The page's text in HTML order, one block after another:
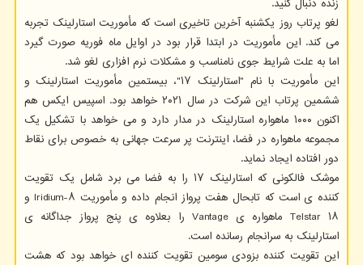
زنده دنبال کنید.
لغو پرتاب روز یکشنبه آخرین تاخیری است که مأموریت استارلینک تجربه
می کند. این مأموریت در ابتدا قرار بود در اوایل ماه فوریه صورت گیرد
اما به علت شرایط جوی نامناسب و مشکلات نرم افزاری لغو شد.
این مأموریت با نام "استارلینک ۱۷"، بیستمین مأموریت استارلینک و
ششمین پرتاب این شرکت در سال ۲۰۲۱ خواهد بود. اسپیس ایکس هم
اکنون ۱۰۰۰ ماهواره استارلینک در مدار دارد و می خواهد با تشکیل یک
مجموعه ماهواره در فضا، اینترنت پر سرعت جهانی به خصوص برای نقاط
دور افتاده ایجاد نماید.
موشک فالکونی که استارلینک ۱۷ را به فضا می برد شامل یک تقویت
کننده ی است که تابحال هفت پرواز انجام داده و مأموریت Iridium-۸ و
Telstar ۱۸ ماهواره ی Vantage را بعلاوه ی پنج پرواز جداگانه ی
استارلینک به سرانجام رسانده است.
این تقویت کننده بزودی سومین تقویت کننده ای خواهد بود که هشت